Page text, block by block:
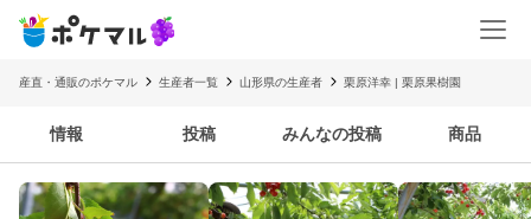
産直・通販のポケマル 生産者一覧 山形県の生産者 栗原洋幸 | 栗原果樹園
情報 投稿 みんなの投稿 商品